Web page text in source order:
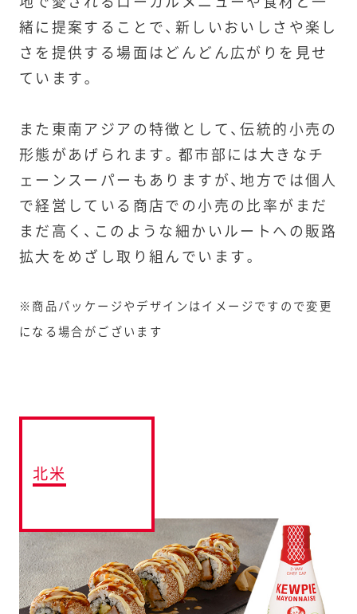
緒に提案することで、新しいおいしさや楽し
さを提供する場面はどんどん広がりを見せ
ています。
また東南アジアの特徴として、伝統的小売の
形態があげられます。都市部には大きなチ
ェーンスーパーもありますが、地方では個人
で経営している商店での小売の比率がまだ
まだ高く、このような細かいルートへの販路
拡大をめざし取り組んでいます。
※商品パッケージやデザインはイメージですので変更
になる場合がございます
北米